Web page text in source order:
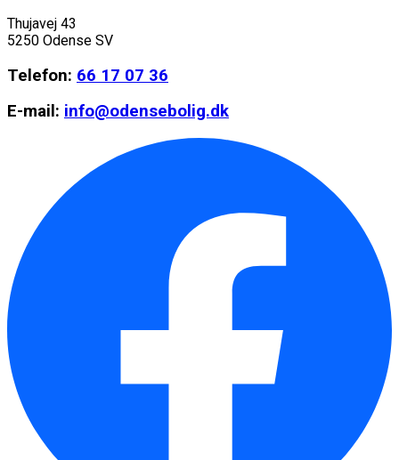
Thujavej 43
5250 Odense SV
Telefon: 66 17 07 36
E-mail: info@odensebolig.dk